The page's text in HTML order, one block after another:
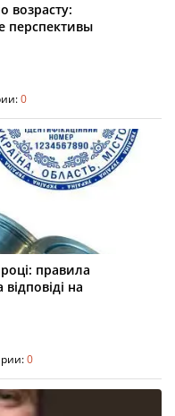
возрасту:
перспективы
0
правила
на
0